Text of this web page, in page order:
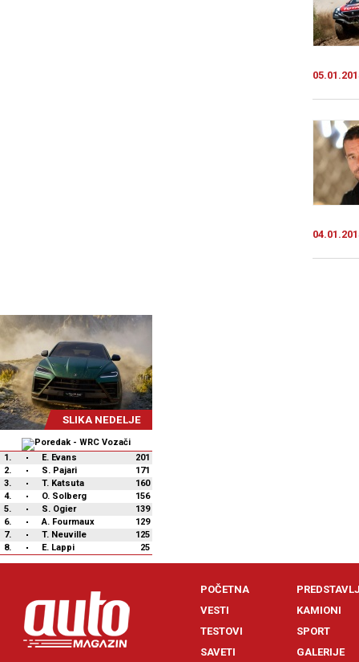
SLIKA NEDELJE
1. E. Evans
201
2.
S. Pajari
171
3.
T. Katsuta
160
4.
O. Solberg
156
5.
S. Ogier
139
6.
A. Fourmaux
129
7.
T. Neuville
125
8.
E. Lappi 25
POČETNA
VESTI
TESTOVI
SAVETI
KAMIONI
SPORT
GALERIJE